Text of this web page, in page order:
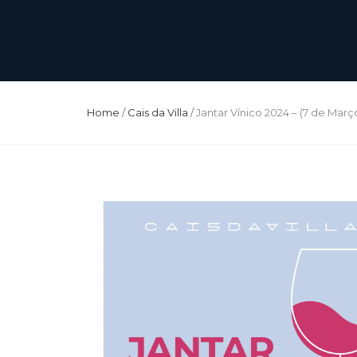
Home /Cais da Villa /Jantar Vínico 2024 – (7 de